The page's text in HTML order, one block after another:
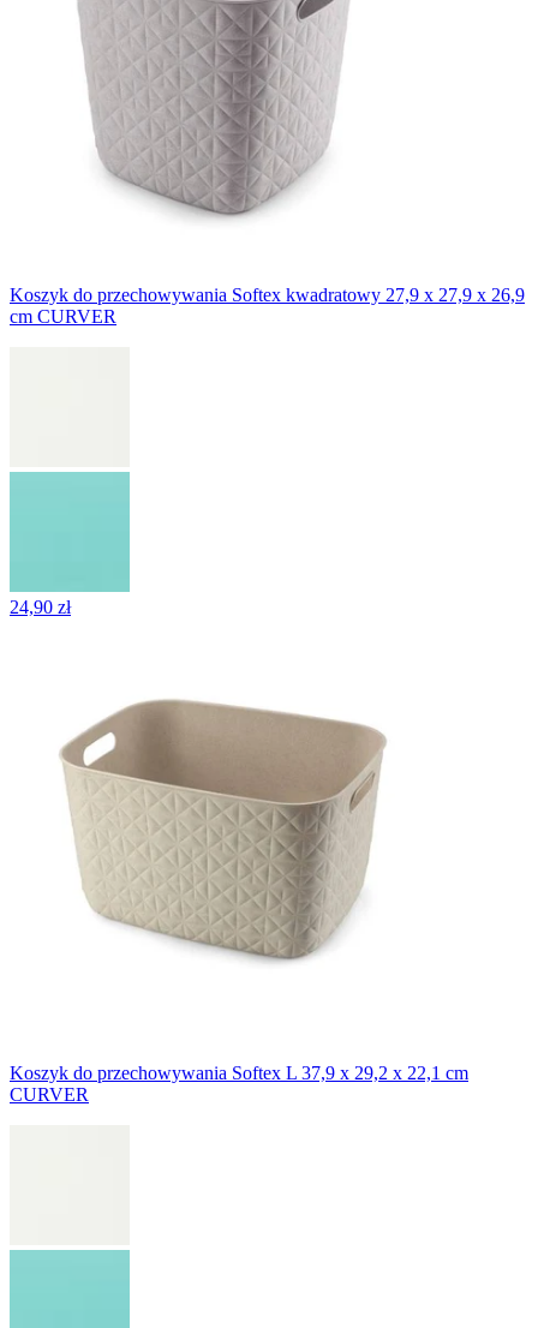
Koszyk do przechowywania Softex kwadratowy 27,9 x 27,9 x 26,9
cm CURVER
24,90 zł
Koszyk do przechowywania Softex L 37,9 x 29,2 x 22,1 cm
CURVER